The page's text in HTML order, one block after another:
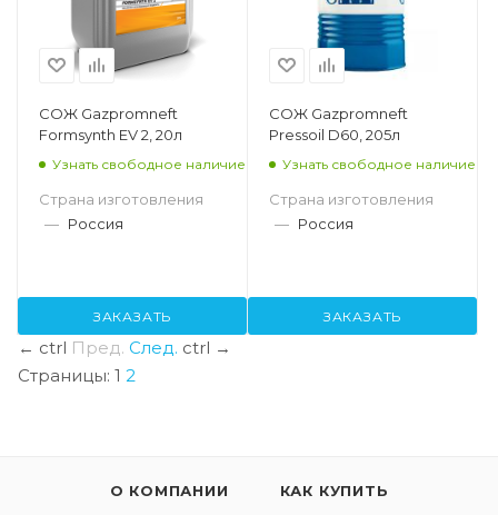
СОЖ Gazpromneft
Formsynth EV 2, 20л
Узнать свободное наличие
Страна изготовления
— Россия
ЗАКАЗАТЬ
СОЖ Gazpromneft
Pressoil D60, 205л
Узнать свободное наличие
Страна изготовления
— Россия
ЗАКАЗАТЬ
← ctrl Пред. След. ctrl →
Страницы: 1 2
О КОМПАНИИ КАК КУПИТЬ